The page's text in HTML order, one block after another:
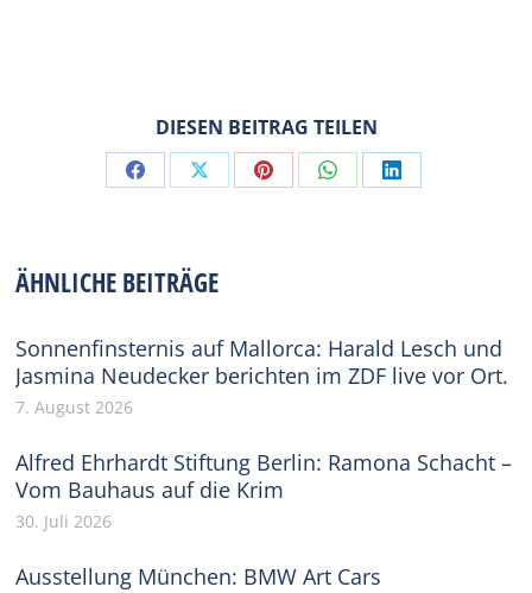
DIESEN BEITRAG TEILEN
Share Share Share Share Share
ÄHNLICHE BEITRÄGE
Sonnenfinsternis auf Mallorca: Harald Lesch und
Jasmina Neudecker berichten im ZDF live vor Ort.
7. August 2026
Alfred Ehrhardt Stiftung Berlin: Ramona Schacht –
Vom Bauhaus auf die Krim
30. Juli 2026
Ausstellung München: BMW Art Cars